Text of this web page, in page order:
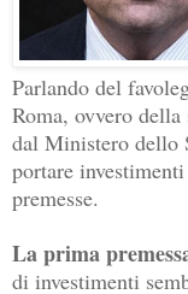
Parlando del
Roma, ovvero
dal Ministero dello
portare
premesse.
La prima
di investimenti